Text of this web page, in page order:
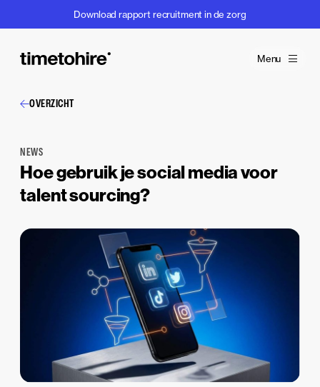
Download rapport recruitment in de zorg
Menu
OVERZICHT
NEWS
Hoe gebruik je social media voor
talent sourcing?